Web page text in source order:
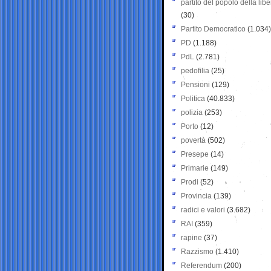
partito del popolo della
(30)
Partito Democratico (1.034)
PD (1.188)
PdL (2.781)
pedofilia (25)
Pensioni (129)
Politica (40.833)
polizia (253)
Porto (12)
povertà (502)
Presepe (14)
Primarie (149)
Prodi (52)
Provincia (139)
radici e valori (3.682)
RAI (359)
rapine (37)
Razzismo (1.410)
Referendum (200)